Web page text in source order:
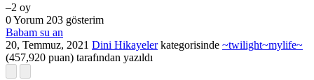
–2 oy
0Yorum 203 gösterim
Babam su an
20, Temmuz, 2021 Dini Hikayelerkategorisinde ~twilight~mylife~
(457,920 puan) tarafından yazıldı